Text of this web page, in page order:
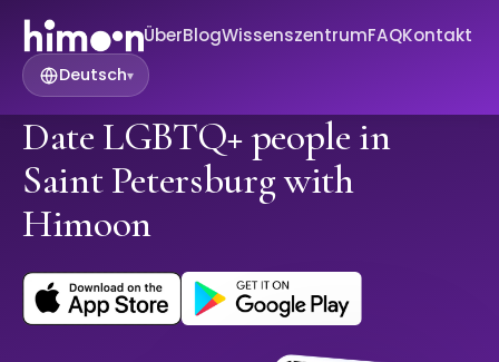
ÜberBlogWissenszentrumFAQKontakt
Deutsch▾
Date LGBTQ+ people in
Saint Petersburg with
Himoon